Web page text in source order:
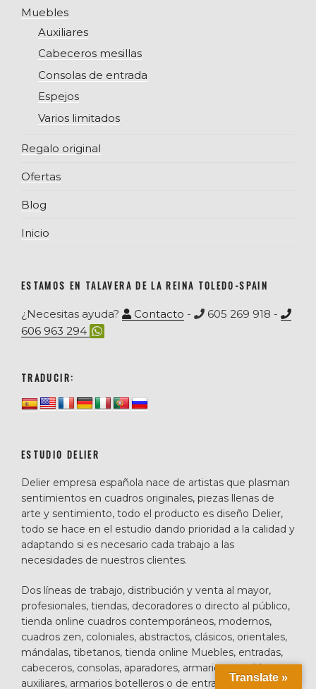
Muebles
Auxiliares
Cabeceros mesillas
Consolas de entrada
Espejos
Varios limitados
Regalo original
Ofertas
Blog
Inicio
ESTAMOS EN TALAVERA DE LA REINA TOLEDO-SPAIN
¿Necesitas ayuda? Contacto -
605 269 918 -
606 963 294
TRADUCIR:
ESTUDIO DELIER
Delier empresa española nace de artistas que plasman
sentimientos en cuadros originales, piezas llenas de
arte y sentimiento, todo el producto es diseño Delier,
todo se hace en el estudio dando prioridad a la calidad y
adaptando si es necesario cada trabajo a las
necesidades de nuestros clientes.
Dos líneas de trabajo, distribución y venta al mayor,
profesionales, tiendas, decoradores o directo al público,
tienda online cuadros contemporáneos, modernos,
cuadros zen, coloniales, abstractos, clásicos, orientales,
mándalas, tibetanos, tienda online Muebles, entradas,
cabeceros, consolas, aparadores, armarios, muebles
auxiliares, armarios botelleros o de entrada, clásicos,
Translate »